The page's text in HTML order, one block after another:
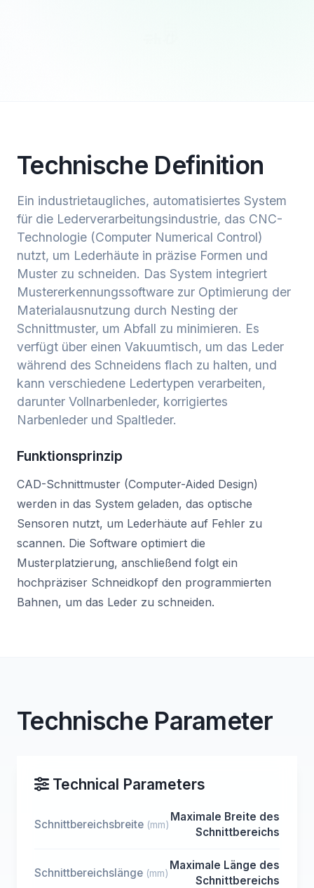
Technische Definition
Ein industrietaugliches, automatisiertes System
für die Lederverarbeitungsindustrie, das CNC-
Technologie (Computer Numerical Control)
nutzt, um Lederhäute in präzise Formen und
Muster zu schneiden. Das System integriert
Mustererkennungssoftware zur Optimierung der
Materialausnutzung durch Nesting der
Schnittmuster, um Abfall zu minimieren. Es
verfügt über einen Vakuumtisch, um das Leder
während des Schneidens flach zu halten, und
kann verschiedene Ledertypen verarbeiten,
darunter Vollnarbenleder, korrigiertes
Narbenleder und Spaltleder.
Funktionsprinzip
CAD-Schnittmuster (Computer-Aided Design)
werden in das System geladen, das optische
Sensoren nutzt, um Lederhäute auf Fehler zu
scannen. Die Software optimiert die
Musterplatzierung, anschließend folgt ein
hochpräziser Schneidkopf den programmierten
Bahnen, um das Leder zu schneiden.
Technische Parameter
Technical Parameters
Schnittbereichsbreite (mm)
Maximale Breite des
Schnittbereichs
Schnittbereichslänge (mm)
Maximale Länge des
Schnittbereichs